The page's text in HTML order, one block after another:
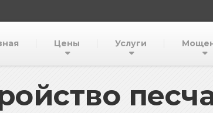
Цены Услуги